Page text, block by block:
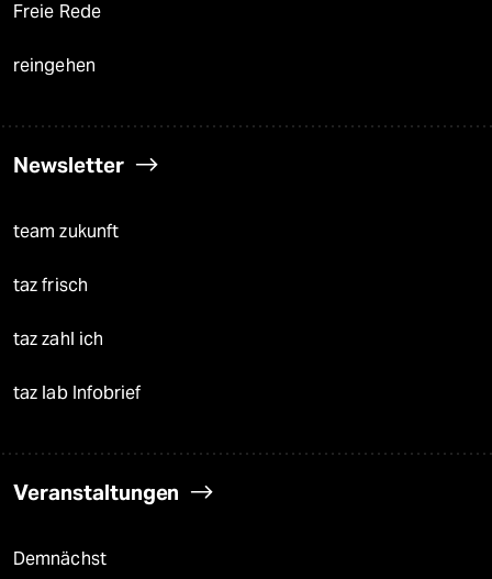
Freie Rede
reingehen
Newsletter
team zukunft
taz frisch
taz zahl ich
taz lab Infobrief
Veranstaltungen
Demnächst